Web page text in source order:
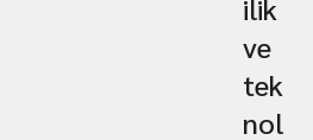
ilik
ve
tek
nol